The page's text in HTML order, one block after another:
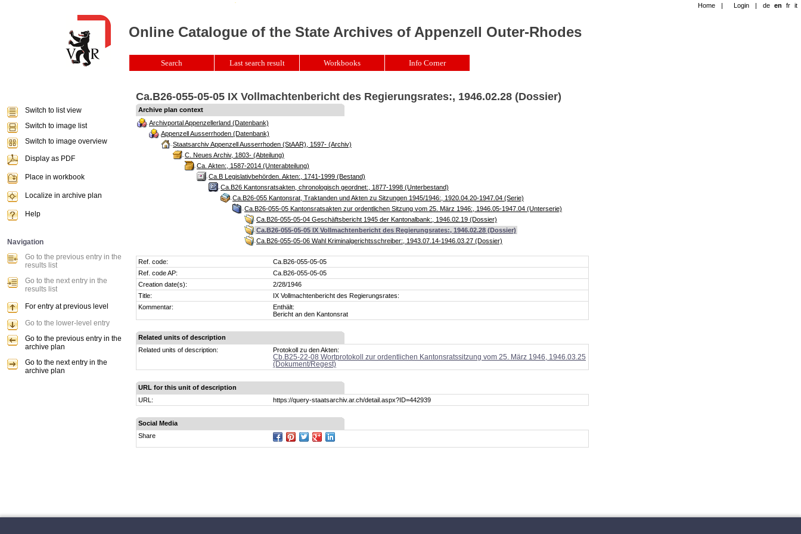
Ca.B26-055-05-05 IX Vollmachtenbericht des Regierungsrates:, 1946.02.28 (Dossier)
Archive plan context
Archivportal Appenzellerland (Datenbank)
Appenzell Ausserrhoden (Datenbank)
Staatsarchiv Appenzell Ausserrhoden (StAAR), 1597- (Archiv)
C. Neues Archiv, 1803- (Abteilung)
Ca. Akten:, 1587-2014 (Unterabteilung)
Ca.B Legislativbehörden. Akten:, 1741-1999 (Bestand)
Ca.B26 Kantonsratsakten, chronologisch geordnet:, 1877-1998 (Unterbestand)
Ca.B26-055 Kantonsrat, Traktanden und Akten zu Sitzungen 1945/1946:, 1920.04.20-1947.04 (Serie)
Ca.B26-055-05 Kantonsratsakten zur ordentlichen Sitzung vom 25. März 1946:, 1946.05-1947.04 (Unterserie)
Ca.B26-055-05-04 Geschäftsbericht 1945 der Kantonalbank:, 1946.02.19 (Dossier)
Ca.B26-055-05-05 IX Vollmachtenbericht des Regierungsrates:, 1946.02.28 (Dossier)
Ca.B26-055-05-06 Wahl Kriminalgerichtsschreiber:, 1943.07.14-1946.03.27 (Dossier)
Ref. code:
Ca.B26-055-05-05
Ref. code AP:
Ca.B26-055-05-05
Creation date(s):
2/28/1946
Title:
IX Vollmachtenbericht des Regierungsrates:
Kommentar:
Enthält:
Bericht an den Kantonsrat
Related units of description
Related units of description:
Protokoll zu den Akten:
Cb.B25-22-08 Wortprotokoll zur ordentlichen Kantonsratssitzung vom 25. März 1946, 1946.03.25
(Dokument/Regest)
URL for this unit of description
URL:
https://query-staatsarchiv.ar.ch/detail.aspx?ID=442939
Social Media
Share
Home | Login | de en fr it
Online Catalogue of the State Archives of Appenzell Outer-Rhodes
Search Last search result Workbooks Info Corner
Switch to list view
Switch to image list
Switch to image overview
Display as PDF
Place in workbook
Localize in archive plan
Help
Navigation
Go to the previous entry in the
results list
Go to the next entry in the
results list
For entry at previous level
Go to the lower-level entry
Go to the previous entry in the
archive plan
Go to the next entry in the
archive plan